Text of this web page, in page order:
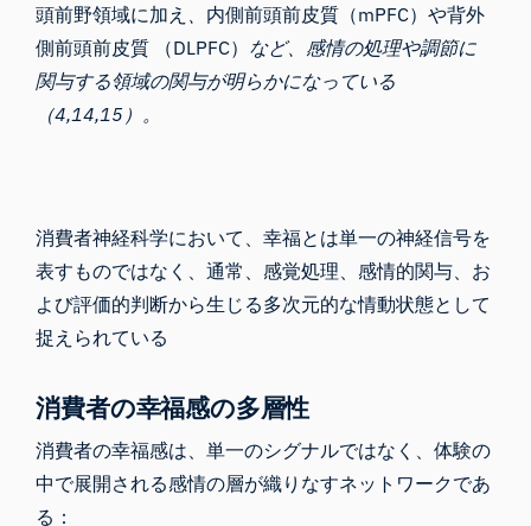
頭前野領域に加え 、 内側前頭前皮質（mPFC）や背外
側前頭前皮質 （DLPFC） など、感情の処理や調節に
関与する領域の関与が明らかになっている
（4,14,15）。
消費者神経科学において、幸福とは単一の神経信号を
表すものではなく、通常、感覚処理、感情的関与、お
よび評価的判断から生じる多次元的な情動状態として
捉えられている
消費者の幸福感の多層性
消費者の幸福感は、単一のシグナルではなく、体験の
中で展開される感情の層が織りなすネットワークであ
る：